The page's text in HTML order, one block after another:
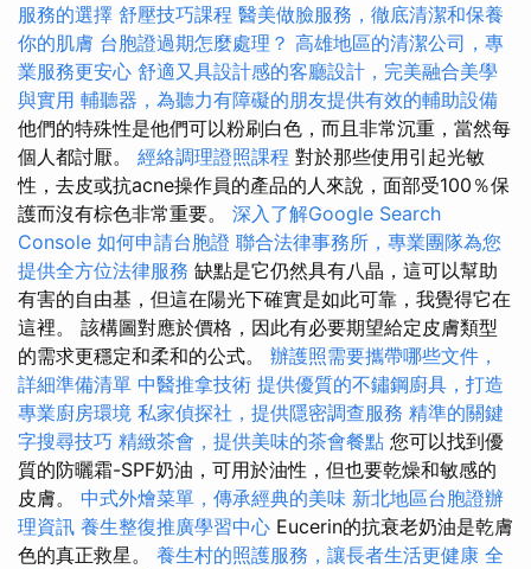
服務的選擇 舒壓技巧課程 醫美做臉服務，徹底清潔和保養
你的肌膚 台胞證過期怎麼處理？ 高雄地區的清潔公司，專
業服務更安心 舒適又具設計感的客廳設計，完美融合美學
與實用 輔聽器，為聽力有障礙的朋友提供有效的輔助設備
他們的特殊性是他們可以粉刷白色，而且非常沉重，當然每
個人都討厭。 經絡調理證照課程 對於那些使用引起光敏
性，去皮或抗acne操作員的產品的人來說，面部受100％保
護而沒有棕色非常重要。 深入了解Google Search
Console 如何申請台胞證 聯合法律事務所，專業團隊為您
提供全方位法律服務 缺點是它仍然具有八晶，這可以幫助
有害的自由基，但這在陽光下確實是如此可靠，我覺得它在
這裡。 該構圖對應於價格，因此有必要期望給定皮膚類型
的需求更穩定和柔和的公式。 辦護照需要攜帶哪些文件，
詳細準備清單 中醫推拿技術 提供優質的不鏽鋼廚具，打造
專業廚房環境 私家偵探社，提供隱密調查服務 精準的關鍵
字搜尋技巧 精緻茶會，提供美味的茶會餐點 您可以找到優
質的防曬霜-SPF奶油，可用於油性，但也要乾燥和敏感的
皮膚。 中式外燴菜單，傳承經典的美味 新北地區台胞證辦
理資訊 養生整復推廣學習中心 Eucerin的抗衰老奶油是乾膚
色的真正救星。 養生村的照護服務，讓長者生活更健康 全